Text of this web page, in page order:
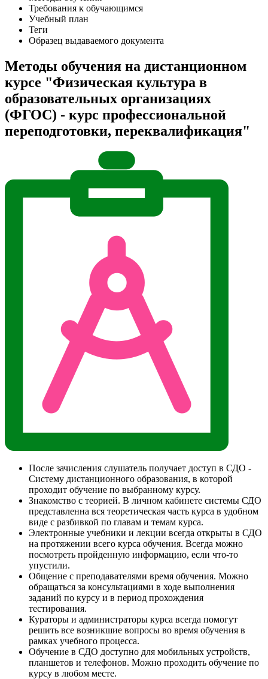
Требования к обучающимся
Учебный план
Теги
Образец выдаваемого документа
Методы обучения на дистанционном
курсе "Физическая культура в
образовательных организациях
(ФГОС) - курс профессиональной
переподготовки, переквалификация"
После зачисления слушатель получает доступ в СДО -
Систему дистанционного образования, в которой
проходит обучение по выбранному курсу.
Знакомство с теорией. В личном кабинете системы СДО
представленна вся теоретическая часть курса в удобном
виде с разбивкой по главам и темам курса.
Электронные учебники и лекции всегда открыты в СДО
на протяжении всего курса обучения. Всегда можно
посмотреть пройденную информацию, если что-то
упустили.
Общение с преподавателями время обучения. Можно
обращаться за консультациями в ходе выполнения
заданий по курсу и в период прохождения
тестирования.
Кураторы и администраторы курса всегда помогут
решить все возникшие вопросы во время обучения в
рамках учебного процесса.
Обучение в СДО доступно для мобильных устройств,
планшетов и телефонов. Можно проходить обучение по
курсу в любом месте.